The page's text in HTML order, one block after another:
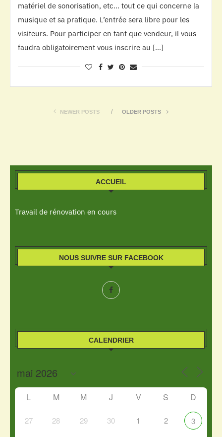
matériel de sonorisation, etc… tout ce qui concerne la
musique et sa pratique. L’entrée sera libre pour les
visiteurs. Pour participer en tant que vendeur, il vous
faudra obligatoirement vous inscrire au […]
NEWER POSTS OLDER POSTS
ACCUEIL
Travail de rénovation en cours
NOUS SUIVRE SUR FACEBOOK
CALENDRIER
L M M J V S D
27 28 29 30 1 2 3